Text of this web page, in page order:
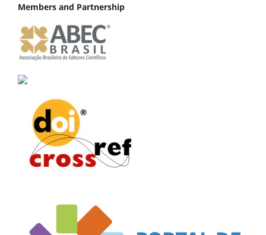
Members and Partnership